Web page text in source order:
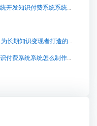
山东知识付费系统开发【山东知识付费系统开发知识付费系统系统怎么制作，知识付费系统搭建使用教程】
PHP+Vue源码交付，私有化部署：凸知，为长期知识变现者打造的自建卖课平台
知识付费系统报价【知识付费系统报价知识付费系统系统怎么制作，知识付费系统搭建使用教程】